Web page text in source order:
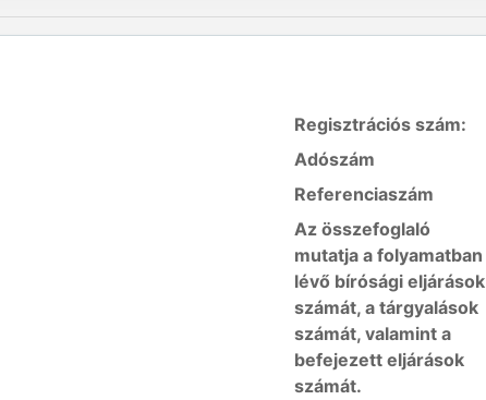
Regisztrációs szám:
Adószám
Referenciaszám
Az összefoglaló
mutatja a folyamatban
lévő bírósági eljárások
számát, a tárgyalások
számát, valamint a
befejezett eljárások
számát.